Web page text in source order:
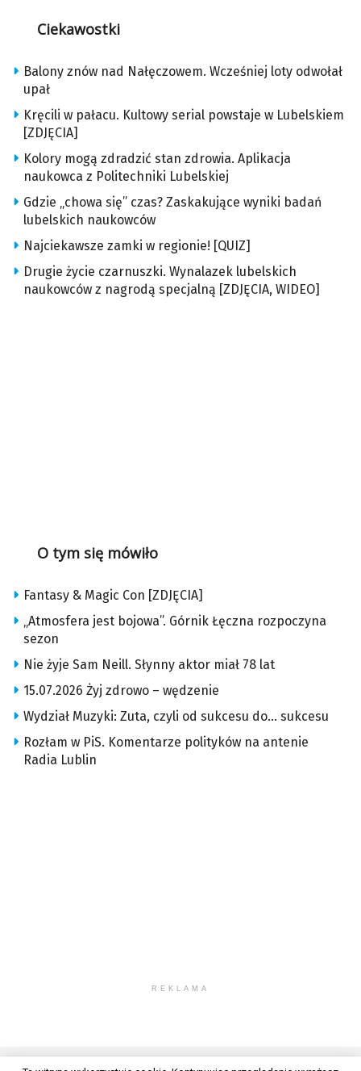
Ciekawostki
Balony znów nad Nałęczowem. Wcześniej loty odwołał
upał
Kręcili w pałacu. Kultowy serial powstaje w Lubelskiem
[ZDJĘCIA]
Kolory mogą zdradzić stan zdrowia. Aplikacja
naukowca z Politechniki Lubelskiej
Gdzie „chowa się” czas? Zaskakujące wyniki badań
lubelskich naukowców
Najciekawsze zamki w regionie! [QUIZ]
Drugie życie czarnuszki. Wynalazek lubelskich
naukowców z nagrodą specjalną [ZDJĘCIA, WIDEO]
O tym się mówiło
Fantasy & Magic Con [ZDJĘCIA]
„Atmosfera jest bojowa”. Górnik Łęczna rozpoczyna
sezon
Nie żyje Sam Neill. Słynny aktor miał 78 lat
15.07.2026 Żyj zdrowo – wędzenie
Wydział Muzyki: Zuta, czyli od sukcesu do… sukcesu
Rozłam w PiS. Komentarze polityków na antenie
Radia Lublin
REKLAMA